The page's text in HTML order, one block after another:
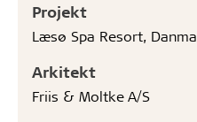
Projekt
Læsø Spa Resort,
Arkitekt
Friis & Moltke A/S